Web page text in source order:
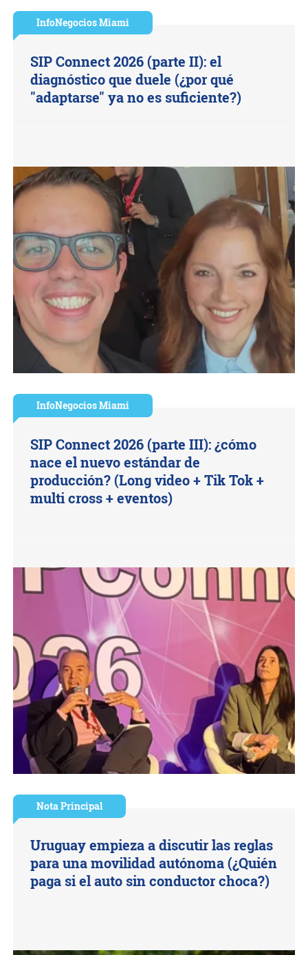
InfoNegocios Miami
SIP Connect 2026 (parte II): el
diagnóstico que duele (¿por qué
"adaptarse" ya no es suficiente?)
InfoNegocios Miami
SIP Connect 2026 (parte III): ¿cómo
nace el nuevo estándar de
producción? (Long video + Tik Tok +
multi cross + eventos)
Nota Principal
Uruguay empieza a discutir las reglas
para una movilidad autónoma (¿Quién
paga si el auto sin conductor choca?)